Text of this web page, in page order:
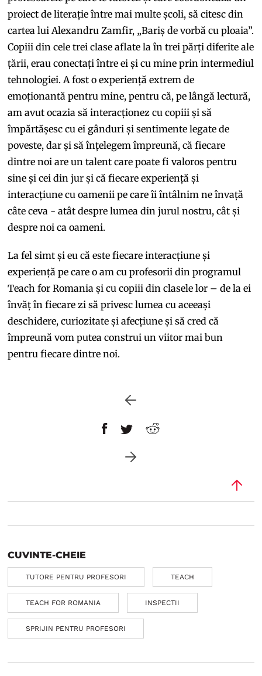
proiect de literație între mai multe școli, să citesc din
cartea lui Alexandru Zamfir, „Bariș de vorbă cu ploaia”.
Copiii din cele trei clase aflate la în trei părți diferite ale
țării, erau conectați între ei și cu mine prin intermediul
tehnologiei. A fost o experiență extrem de
emoționantă pentru mine, pentru că, pe lângă lectură,
am avut ocazia să interacționez cu copiii și să
împărtășesc cu ei gânduri și sentimente legate de
poveste, dar și să înțelegem împreună, că fiecare
dintre noi are un talent care poate fi valoros pentru
sine și cei din jur și că fiecare experiență și
interacțiune cu oamenii pe care îi întâlnim ne învață
câte ceva - atât despre lumea din jurul nostru, cât și
despre noi ca oameni.
La fel simt și eu că este fiecare interacțiune și
experiență pe care o am cu profesorii din programul
Teach for Romania și cu copiii din clasele lor – de la ei
învăț în fiecare zi să privesc lumea cu aceeași
deschidere, curiozitate și afecțiune și să cred că
împreună vom putea construi un viitor mai bun
pentru fiecare dintre noi.
CUVINTE-CHEIE
TUTORE PENTRU PROFESORI TEACH
TEACH FOR ROMANIA INSPECTII
SPRIJIN PENTRU PROFESORI